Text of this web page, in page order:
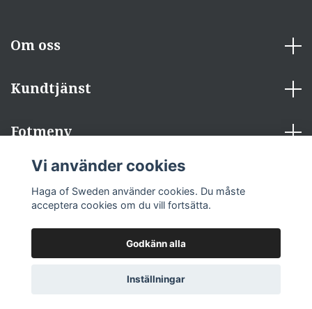
Om oss
Kundtjänst
Fotmeny
Sociala medier
© 2026 Haga of Sweden
Vi använder cookies
Haga of Sweden använder cookies. Du måste
acceptera cookies om du vill fortsätta.
Godkänn alla
Inställningar